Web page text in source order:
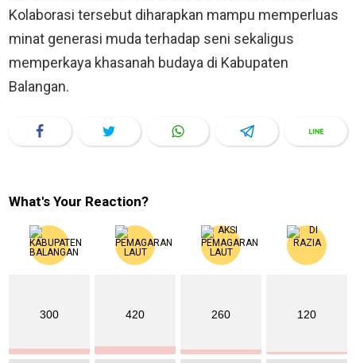
Kolaborasi tersebut diharapkan mampu memperluas
minat generasi muda terhadap seni sekaligus
memperkaya khasanah budaya di Kabupaten
Balangan.
What's Your Reaction?
300 420 260 120